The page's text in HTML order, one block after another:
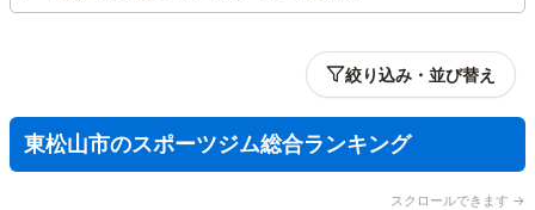
絞り込み・並び替え
東松山市のスポーツジム総合ランキング
スクロールできます →